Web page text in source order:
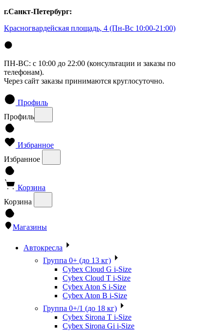
г.Санкт-Петербург:
Красногвардейская площадь, 4 (Пн-Вс 10:00-21:00)
ПН-ВС: с 10:00 до 22:00 (консультации и заказы по
телефонам).
Через сайт заказы принимаются круглосуточно.
Профиль
Профиль
Избранное
Избранное
Корзина
Корзина
Магазины
Автокресла
Группа 0+ (до 13 кг)
Cybex Cloud G i-Size
Cybex Cloud T i-Size
Cybex Aton S i-Size
Cybex Aton B i-Size
Группа 0+/1 (до 18 кг)
Cybex Sirona T i-Size
Cybex Sirona Gi i-Size